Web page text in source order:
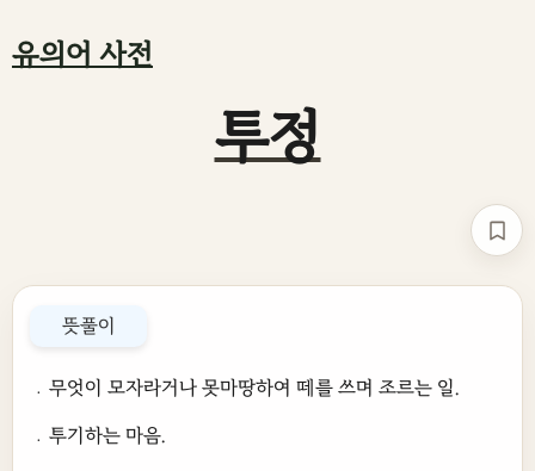
유의어 사전
투정
책갈
뜻풀이
﹒무엇이 모자라거나 못마땅하여 떼를 쓰며 조르는 일.
﹒투기하는 마음.